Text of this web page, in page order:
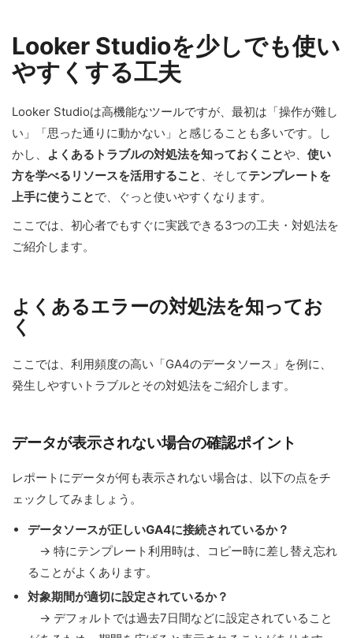
Looker Studioを少しでも使い
やすくする工夫
Looker Studioは高機能なツールですが、最初は「操作が難し
い」「思った通りに動かない」と感じることも多いです。し
かし、
よくあるトラブルの対処法を知っておくことや、 使い
方を学べるリソースを活用すること 、そしてテンプレートを
上手に使うことで、ぐっと使いやすくなります。
ここでは、初心者でもすぐに実践できる3つの工夫・対処法を
ご紹介します。
よくあるエラーの対処法を知ってお
く
ここでは、利用頻度の高い「GA4のデータソース」を例に、
発生しやすいトラブルとその対処法をご紹介します。
データが表示されない場合の確認ポイント
レポートにデータが何も表示されない場合は、以下の点をチ
ェックしてみましょう。
データソースが正しいGA4に接続されているか？
→ 特にテンプレート利用時は、コピー時に差し替え忘れ
ることがよくあります。
対象期間が適切に設定されているか？
→ デフォルトでは過去7日間などに設定されていること